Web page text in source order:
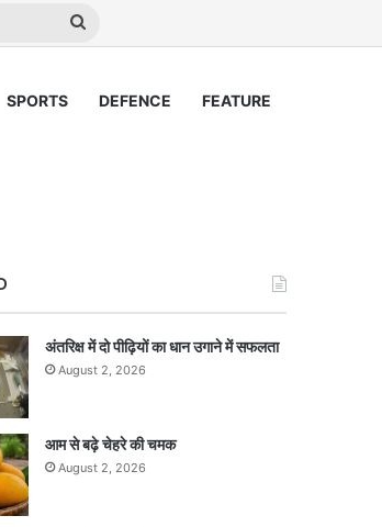
SPORTS DEFENCE FEATURE
अंतरिक्ष में दो पीढ़ियों का धान उगाने में सफलता
August 2, 2026
आम से बढ़े चेहरे की चमक
August 2, 2026